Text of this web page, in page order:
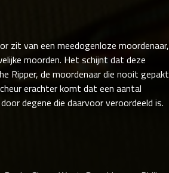
zit van een meedogenloze moordenaar,
moorden. Het schijnt dat deze
Ripper, de moordenaar die nooit gepakt
erachter komt dat een aantal
degene die daarvoor veroordeeld is.